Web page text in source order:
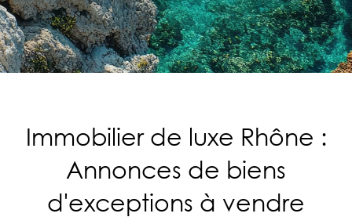
Immobilier de luxe Rhône :
Annonces de biens
d'exceptions à vendre